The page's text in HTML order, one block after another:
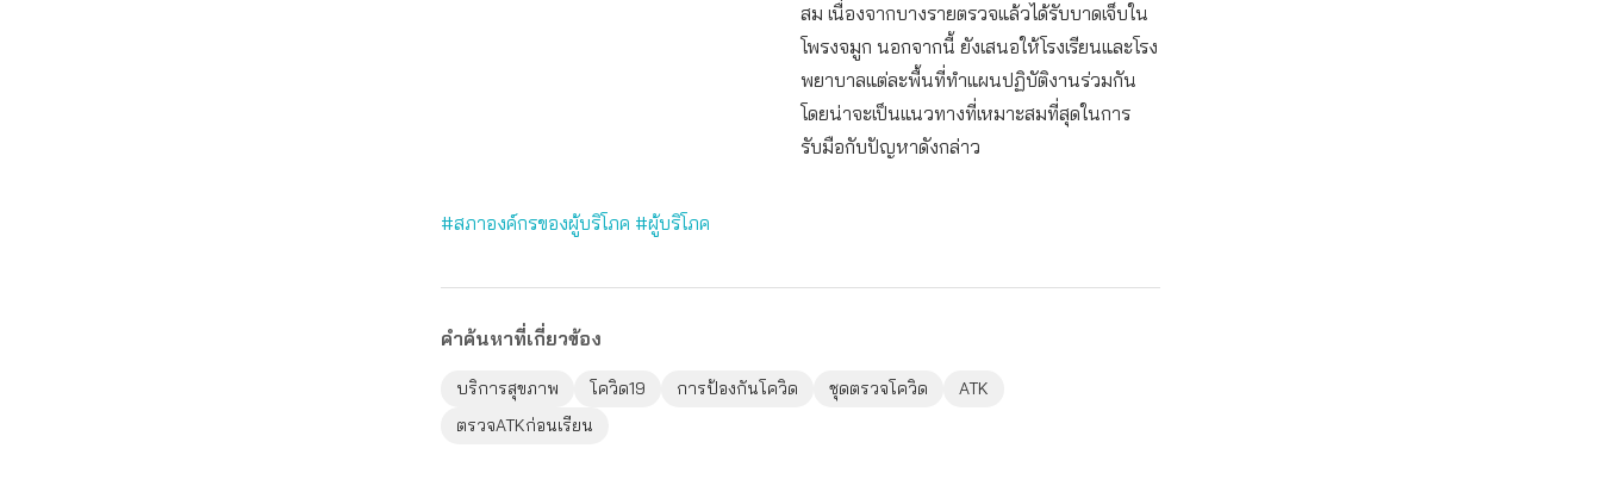
สม เนื่องจากบางรายตรวจแล้วได้รับบาดเจ็บใน
โพรงจมูก นอกจากนี้ ยังเสนอให้โรงเรียนและโรง
พยาบาลแต่ละพื้นที่ทำแผนปฏิบัติงานร่วมกัน
โดยน่าจะเป็นแนวทางที่เหมาะสมที่สุดในการ
รับมือกับปัญหาดังกล่าว
#สภาองค์กรของผู้บริโภค #ผู้บริโภค
คำค้นหาที่เกี่ยวข้อง
บริการสุขภาพ โควิด19 การป้องกันโควิด ชุดตรวจโควิด
ATK
ตรวจATKก่อนเรียน